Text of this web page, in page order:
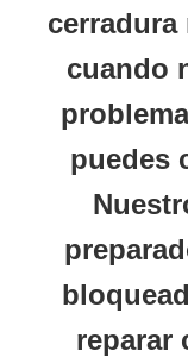
cerradura
cuando
puedes
reparar